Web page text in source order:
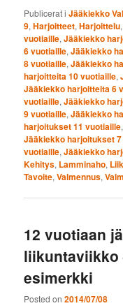
Publicerat i Jääkiekko
9,Harjoitteet,Harjoittelu
vuotiaille,Jääkiekko
6 vuotiaille,Jääkiekko
8 vuotiaille,Jääkiekko
harjoitteita 10 vuotiaille,
Jääkiekko harjoitteita 6
vuotiaille,Jääkiekko
9 vuotiaille,Jääkiekko
harjoitukset 11 vuotiaille
Jääkiekko harjoitukset
vuotiaille,Jääkiekko
Kehitys, Lamminaho,
Tavoite,Valmennus,
12 vuotiaan
liikuntaviikko
esimerkki
Posted on2014/07/08